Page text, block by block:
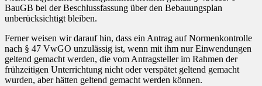
BauGB bei der Beschlussfassung über den Bebauungsplan
unberücksichtigt bleiben.
Ferner weisen wir darauf hin, dass ein Antrag auf Normenkontrolle
nach § 47 VwGO unzulässig ist, wenn mit ihm nur Einwendungen
geltend gemacht werden, die vom Antragsteller im Rahmen der
frühzeitigen Unterrichtung nicht oder verspätet geltend gemacht
wurden, aber hätten geltend gemacht werden können.